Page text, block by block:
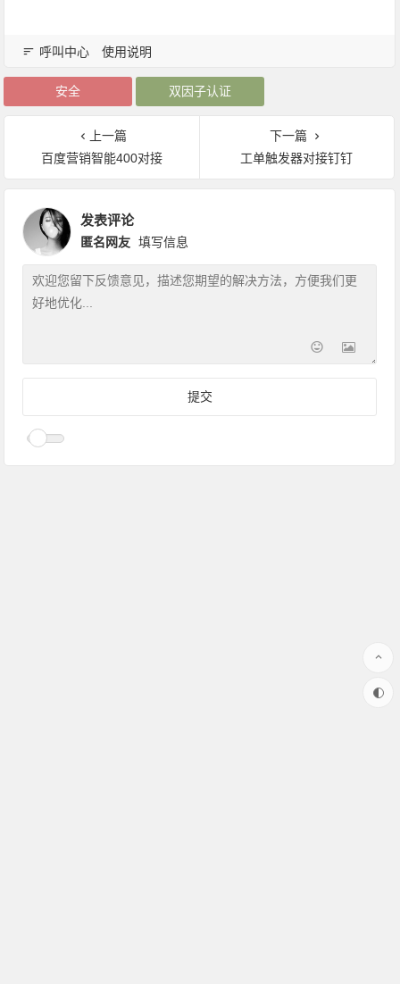
呼叫中心 使用说明
安全 双因子认证
上一篇
百度营销智能400对接
下一篇
工单触发器对接钉钉
发表评论
匿名网友 填写信息